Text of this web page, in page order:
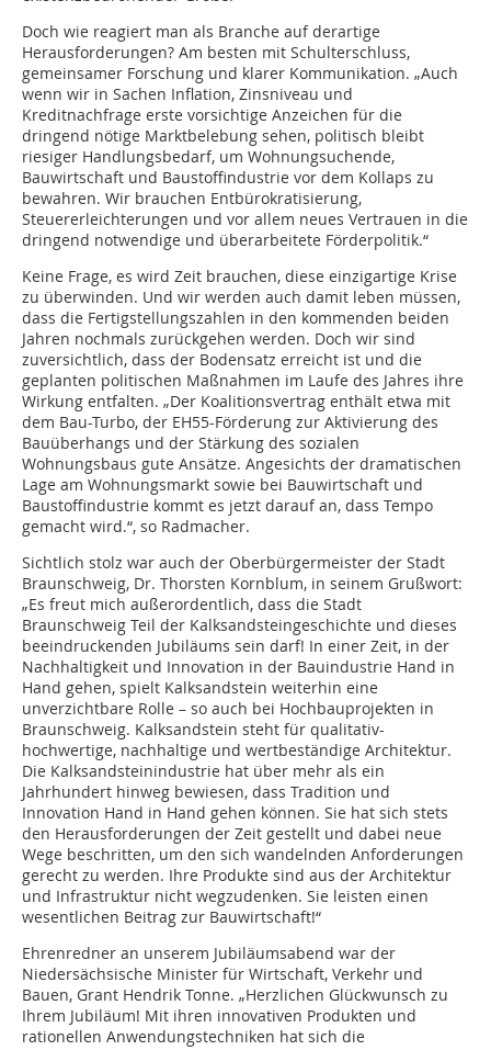
Doch wie reagiert man als Branche auf derartige
Herausforderungen? Am besten mit Schulterschluss,
gemeinsamer Forschung und klarer Kommunikation. „Auch
wenn wir in Sachen Inflation, Zinsniveau und
Kreditnachfrage erste vorsichtige Anzeichen für die
dringend nötige Marktbelebung sehen, politisch bleibt
riesiger Handlungsbedarf, um Wohnungsuchende,
Bauwirtschaft und Baustoffindustrie vor dem Kollaps zu
bewahren. Wir brauchen Entbürokratisierung,
Steuererleichterungen und vor allem neues Vertrauen in die
dringend notwendige und überarbeitete Förderpolitik.“
Keine Frage, es wird Zeit brauchen, diese einzigartige Krise
zu überwinden. Und wir werden auch damit leben müssen,
dass die Fertigstellungszahlen in den kommenden beiden
Jahren nochmals zurückgehen werden. Doch wir sind
zuversichtlich, dass der Bodensatz erreicht ist und die
geplanten politischen Maßnahmen im Laufe des Jahres ihre
Wirkung entfalten. „Der Koalitionsvertrag enthält etwa mit
dem Bau-Turbo, der EH55-Förderung zur Aktivierung des
Bauüberhangs und der Stärkung des sozialen
Wohnungsbaus gute Ansätze. Angesichts der dramatischen
Lage am Wohnungsmarkt sowie bei Bauwirtschaft und
Baustoffindustrie kommt es jetzt darauf an, dass Tempo
gemacht wird.“, so Radmacher.
Sichtlich stolz war auch der Oberbürgermeister der Stadt
Braunschweig, Dr. Thorsten Kornblum, in seinem Grußwort:
„Es freut mich außerordentlich, dass die Stadt
Braunschweig Teil der Kalksandsteingeschichte und dieses
beeindruckenden Jubiläums sein darf! In einer Zeit, in der
Nachhaltigkeit und Innovation in der Bauindustrie Hand in
Hand gehen, spielt Kalksandstein weiterhin eine
unverzichtbare Rolle – so auch bei Hochbauprojekten in
Braunschweig. Kalksandstein steht für qualitativ-
hochwertige, nachhaltige und wertbeständige Architektur.
Die Kalksandsteinindustrie hat über mehr als ein
Jahrhundert hinweg bewiesen, dass Tradition und
Innovation Hand in Hand gehen können. Sie hat sich stets
den Herausforderungen der Zeit gestellt und dabei neue
Wege beschritten, um den sich wandelnden Anforderungen
gerecht zu werden. Ihre Produkte sind aus der Architektur
und Infrastruktur nicht wegzudenken. Sie leisten einen
wesentlichen Beitrag zur Bauwirtschaft!“
Ehrenredner an unserem Jubiläumsabend war der
Niedersächsische Minister für Wirtschaft, Verkehr und
Bauen, Grant Hendrik Tonne. „Herzlichen Glückwunsch zu
Ihrem Jubiläum! Mit ihren innovativen Produkten und
rationellen Anwendungstechniken hat sich die